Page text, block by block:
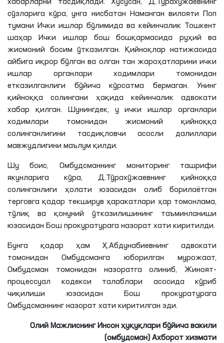
хабарларни тасдиқлади. Хусусан, Д. Тўрахўжаевнинг
сўзларига кўра, унга нисбатан Наманган вилояти Поп
тумани Ички ишлар бўлимида ва кейинчалик Тошкент
шаҳар Ички ишлар бош бошқармасида руҳий ва
жисмоний босим ўтказилган. Қийноқлар натижасида
айбига иқрор бўлган ва олган тан жароҳатларини ички
ишлар органлари ходимлари томонидан
етказилганлиги бўйича кўрсатма бермаган. Унинг
қийноққа солингани ҳақида кейинчалик адвокати
хабар қилган. Шунингдек, у ички ишлар органлари
ходимлари томонидан жисмоний қийноққа
солинганлигини тасдиқловчи асосли далиллари
мавжудлигини маълум қилди.
Шу боис, Омбудсманнинг мониторинг ташрифи
якунларига кўра, Д.Тўрахўжаевнингқийноққа
солинганлиги ҳолати юзасидан олиб борилаётган
терговга қадар текширув ҳаракатлари ҳар томонлама,
тўлиқ ва қонуний ўтказилишининг таъминланиши
юзасидан Бош прокуратурага назорат хати киритилди.
Бунга қадар ҳам Ҳ.Абдунабиевнинг адвокати
томонидан Омбудсманга юборилган мурожаат,
Омбудсман томонидан назоратга олиниб, Жиноят-
процессуал кодекси талаблари асосида кўриб
чиқилиши юзасидан Бош прокуратурага
Омбудсманнинг назорат хати киритилган эди.
Олий Мажлиснинг Инсон ҳуқуқлари бўйича вакили
(омбудсман) Ахборот хизмати